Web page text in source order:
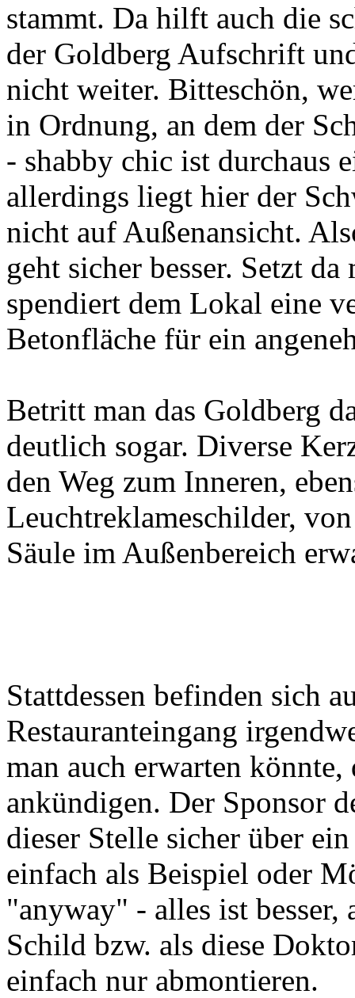
stammt. Da hilft auch die
der Goldberg Aufschrift
nicht weiter. Bitteschön,
in Ordnung, an dem der
- shabby chic ist durchaus
allerdings liegt hier der
nicht auf Außenansicht.
geht sicher besser. Setzt
spendiert dem Lokal eine
Betonfläche für ein
Betritt man das Goldberg
deutlich sogar. Diverse
den Weg zum Inneren,
Leuchtreklameschilder,
Säule im Außenbereich
Stattdessen befinden sich
Restauranteingang
man auch erwarten
ankündigen. Der Sponsor
dieser Stelle sicher über
einfach als Beispiel oder
"anyway" - alles ist besser,
Schild bzw. als diese
einfach nur abmontieren.